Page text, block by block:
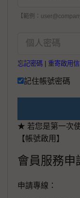
【範例：
忘記密碼 重寄啟用信
記住帳號密碼
★ 若您是第一次
【帳號啟用】
會員服務申
申請專線：